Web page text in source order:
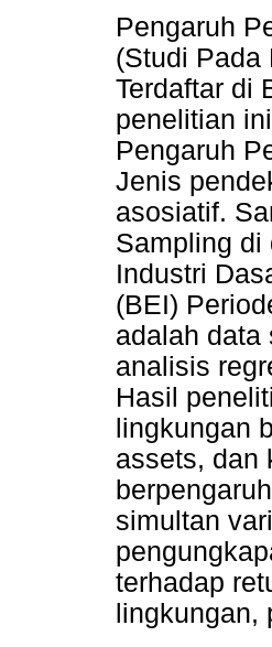
Pengaruh
(Studi Pada
Terdaftar di
penelitian
Pengaruh
Jenis
asosiatif.
Sampling di
Industri
(BEI)
adalah data
analisis
Hasil
lingkungan
assets, dan
simultan
terhadap